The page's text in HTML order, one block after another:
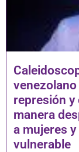
represión y
manera
a mujeres
vulnerable